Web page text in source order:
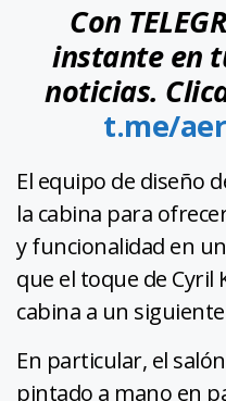
Con
instante en
noticias.
t.me/
El equipo de diseño
la cabina para
y funcionalidad en
que el toque de Cyril
cabina a un
En particular, el
pintado a mano en